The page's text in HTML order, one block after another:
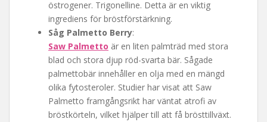
östrogener. Trigonelline. Detta är en viktig
ingrediens för bröstförstärkning.
Såg Palmetto Berry:
Saw Palmetto är en liten palmträd med stora
blad och stora djup röd-svarta bär. Sågade
palmettobär innehåller en olja med en mängd
olika fytosteroler. Studier har visat att Saw
Palmetto framgångsrikt har väntat atrofi av
bröstkörteln, vilket hjälper till att få brösttillväxt.